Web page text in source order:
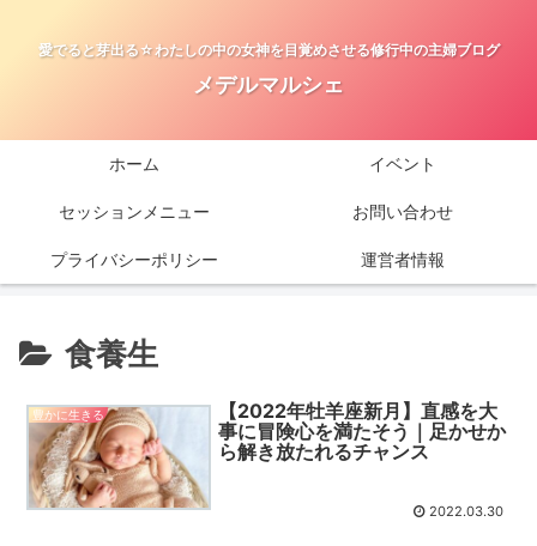
愛でると芽出る☆わたしの中の女神を目覚めさせる修行中の主婦ブログ
メデルマルシェ
ホーム イベント
セッションメニュー お問い合わせ
プライバシーポリシー 運営者情報
食養生
豊かに生きる
【2022年牡羊座新月】直感を大
事に冒険心を満たそう｜足かせか
ら解き放たれるチャンス
2022.03.30